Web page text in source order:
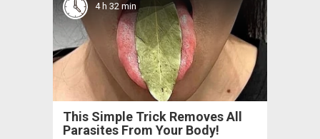
4 h 32 min
This Simple Trick Removes All
Parasites From Your Body!